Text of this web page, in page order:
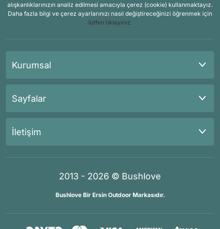
alışkanlıklarınızın analiz edilmesi amacıyla çerez (cookie) kullanmaktayız.
Daha fazla bilgi ve çerez ayarlarınızı nasıl değiştireceğinizi öğrenmek için
lütfen tıklayınız.
Kurumsal
Sayfalar
İletişim
2013 - 2026 © Bushlove
Bushlove Bir Ersin Outdoor Markasıdır.